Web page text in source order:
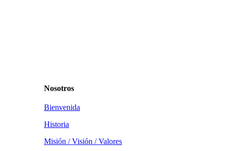
Nosotros
Bienvenida
Historia
Misión / Visión / Valores